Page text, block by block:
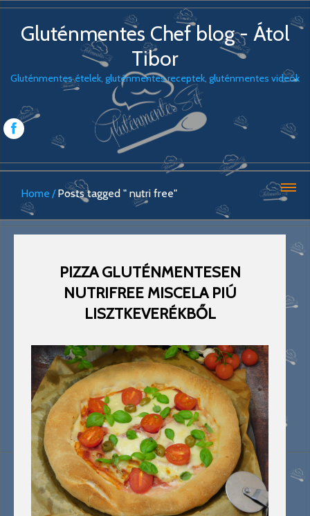
Gluténmentes Chef blog - Átol
Tibor
Gluténmentes ételek, gluténmentes receptek, gluténmentes videók
Home Posts tagged " nutri free"
PIZZA GLUTÉNMENTESEN
NUTRIFREE MISCELA PIÚ
LISZTKEVERÉKBŐL